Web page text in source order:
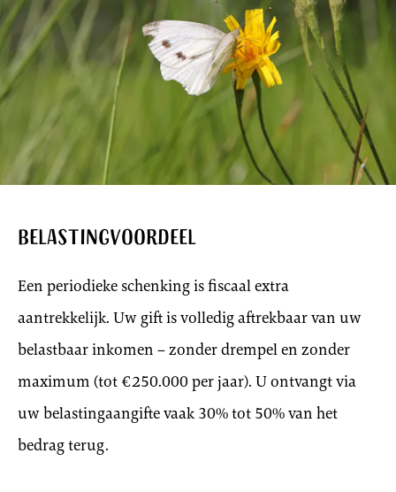
Belastingvoordeel
Een periodieke schenking is fiscaal extra
aantrekkelijk. Uw gift is volledig aftrekbaar van uw
belastbaar inkomen – zonder drempel en zonder
maximum (tot €250.000 per jaar). U ontvangt via
uw belastingaangifte vaak 30% tot 50% van het
bedrag terug.